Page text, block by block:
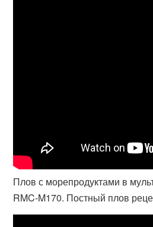
Плов с морепродуктами в
RMC-M170. Постный плов